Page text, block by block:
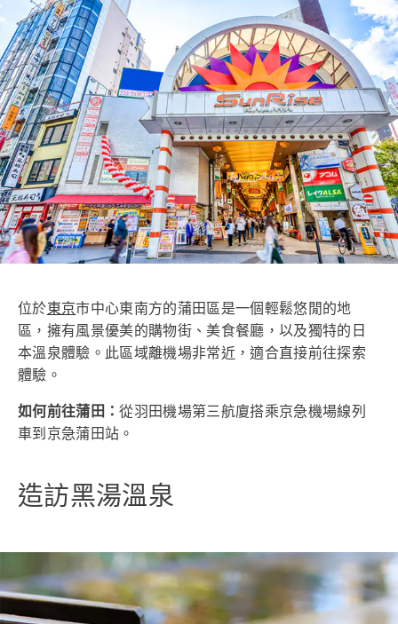
位於東京市中心東南方的蒲田區是一個輕鬆悠閒的地
區，擁有風景優美的購物街、美食餐廳，以及獨特的日
本溫泉體驗。此區域離機場非常近，適合直接前往探索
體驗。
如何前往蒲田：從羽田機場第三航廈搭乘京急機場線列
車到京急蒲田站。
造訪黑湯溫泉